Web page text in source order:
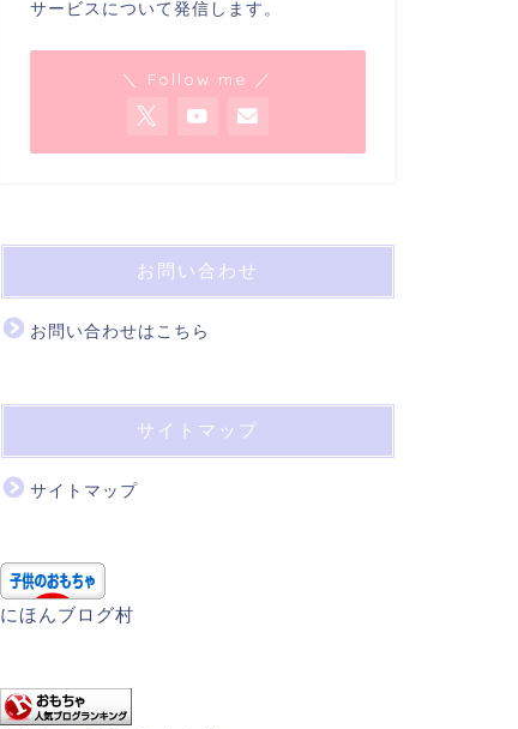
サービスについて発信します。
＼ Follow me ／
お問い合わせ
お問い合わせはこちら
サイトマップ
サイトマップ
にほんブログ村